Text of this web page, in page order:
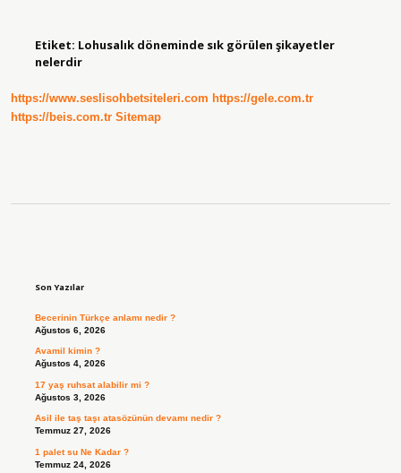
Etiket: Lohusalık döneminde sık görülen şikayetler
nelerdir
https://www.seslisohbetsiteleri.com https://gele.com.tr
https://beis.com.tr Sitemap
Son Yazılar
Becerinin Türkçe anlamı nedir ?
Ağustos 6, 2026
Avamil kimin ?
Ağustos 4, 2026
17 yaş ruhsat alabilir mi ?
Ağustos 3, 2026
Asil ile taş taşı atasözünün devamı nedir ?
Temmuz 27, 2026
1 palet su Ne Kadar ?
Temmuz 24, 2026